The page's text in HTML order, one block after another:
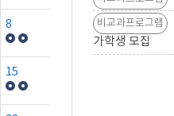
8
15
비교과프로그램
가학생 모집